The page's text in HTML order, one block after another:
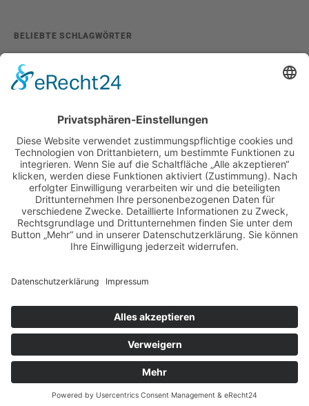
BELIEBTE SCHLAGWÖRTER
burlesque cuba special
girls & legendary us-cars kalender golden oldies
helge thomsen kalender kalender 2021 kalender 2022
kalender releaseparty livestream magazin modern pin-up
monatskalender neuerscheinungen oberhafen oldtimer
oldtimertreffen paula walks peter lemke
pin-up modelcontest print-magazin referenzen
schwarz-weiß fotografie street magazine sway books
tüv hanse gmbh us-cars
veranstaltungen weihnachten weihnachtsfeier
Copyright © Carlos Kella | Photography, alle Rechte vorbehalten |
Datenschutz